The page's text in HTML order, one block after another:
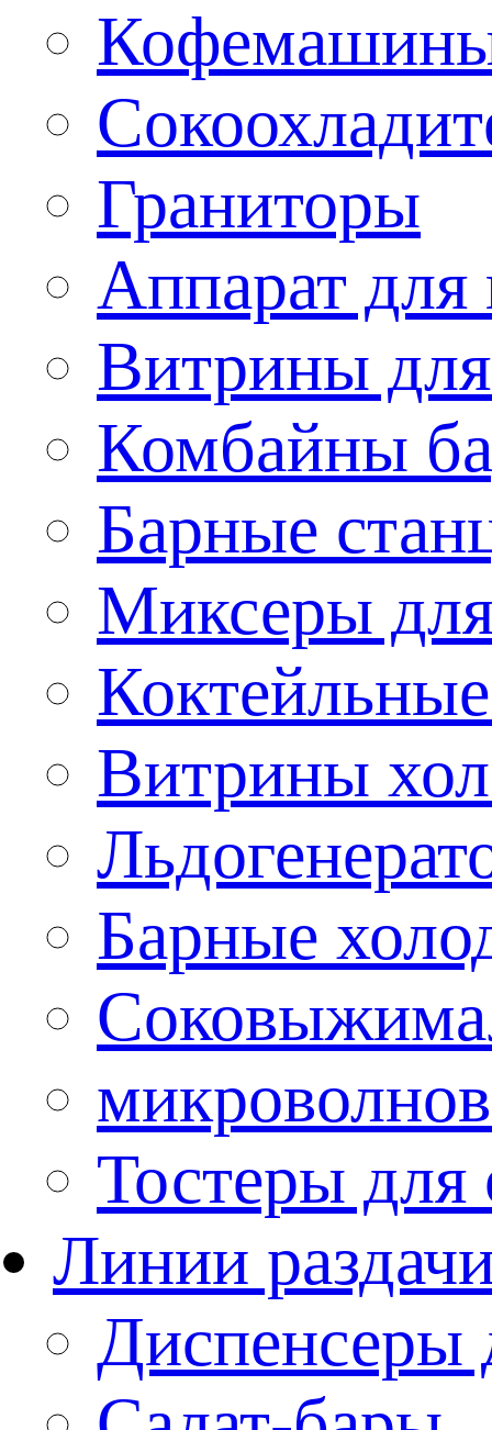
Граниторы
Аппарат для
Витрины
Комбайны
Барные
Миксеры
Витрины
Барные
Тостеры
Линии
Диспенсеры